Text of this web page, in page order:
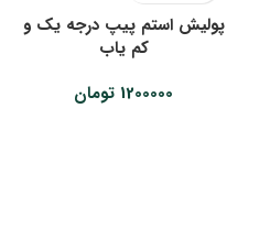
پولیش استم پیپ درجه یک و
کم یاب
1200000 تومان